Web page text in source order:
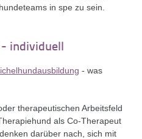
in spe zu sein.
individuell
- was
therapeutischen Arbeitsfeld
als Co-Therapeut
darüber nach, sich mit